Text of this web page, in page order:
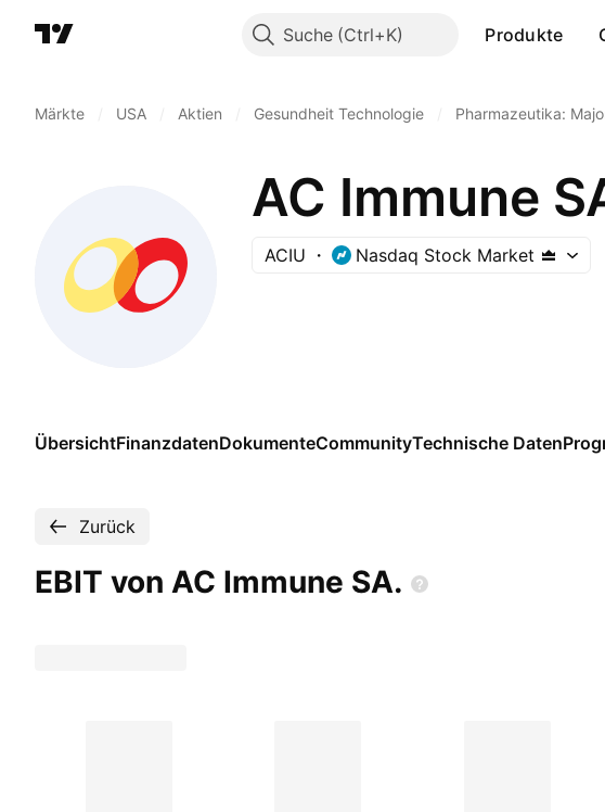
Suche Produkte
Märkte USA Aktien Gesundheit Technologie Pharmazeutika:
AC Immune
ACIU Nasdaq Stock Market
ÜbersichtFinanzdatenDokumenteCommunityTechnische Daten
Zurück
EBIT von AC Immune SA.